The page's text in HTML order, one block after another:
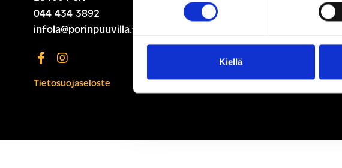
Kiellä
044 434 3892
infola@porinpuuvilla.fi
Tietosuojaseloste